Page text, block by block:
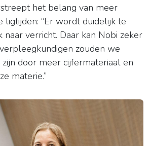
het belang van meer
ligtijden: “Er wordt duidelijk te
naar verricht. Daar kan Nobi zeker
zouden we
door meer cijfermateriaal en
materie.”